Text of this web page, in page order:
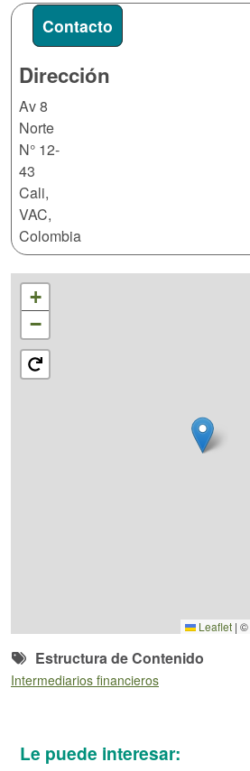
Contacto
Dirección
Av 8
Norte
N° 12-
43
Cali,
VAC,
Colombia
+
−
Leaflet | ©
Estructura de Contenido
Intermediarios financieros
Le puede interesar: